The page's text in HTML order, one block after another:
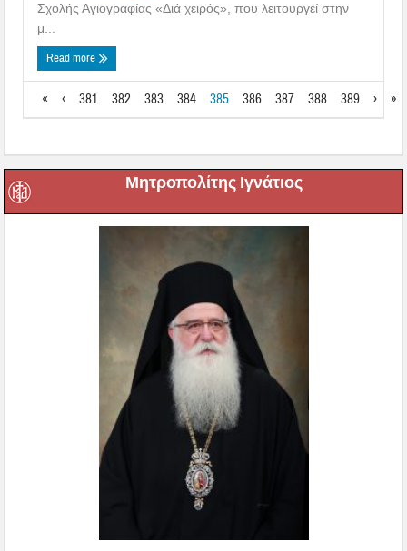
Σχολής Αγιογραφίας «Διά χειρός», που λειτουργεί στην
μ...
Read more
« ‹ 381 382 383 384 385 386 387 388 389 › »
Μητροπολίτης Ιγνάτιος